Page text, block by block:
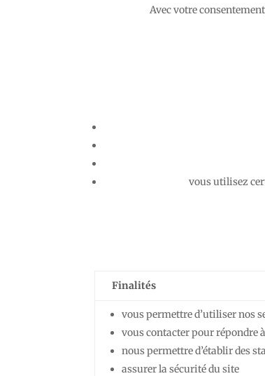
Avec votre
vous utilisez
Finalités
vous permettre d’utiliser nos
vous contacter pour répondre
nous permettre d’établir des
assurer la sécurité du site